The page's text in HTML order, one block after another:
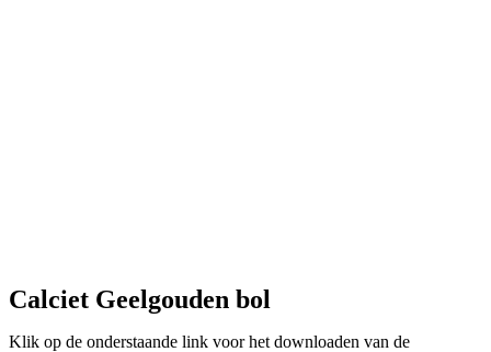
Calciet Geelgouden bol
Klik op de onderstaande link voor het downloaden van de